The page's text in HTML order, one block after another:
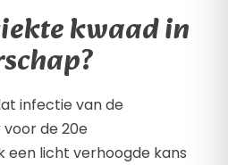
kwaad in
infectie van de
de 20e
een licht verhoogde kans